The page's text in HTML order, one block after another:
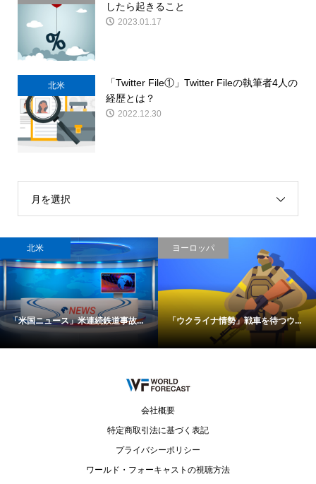
したら起きること
2023.01.17
北米
「Twitter File①」Twitter Fileの執筆者4人の
経歴とは？
2022.12.30
月を選択
北米
「米国ニュース」米連続鉄道事故...
ヨーロッパ
「ウクライナ情勢」戦車を待つウ...
会社概要
特定商取引法に基づく表記
プライバシーポリシー
ワールド・フォーキャストの視聴方法